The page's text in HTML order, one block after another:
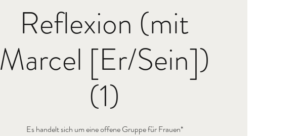
Reflexion (mit
Marcel [Er/Sein])
(1)
Es handelt sich um eine offene Gruppe für Frauen*